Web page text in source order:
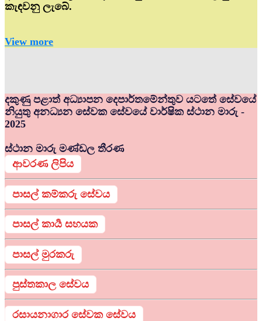
කැඳවනු ලැබේ.
View more
දකුණු පළාත් අධ්‍යාපන දෙපාර්තමේන්තුව යටතේ සේවයේ
නියුතු අනධ්‍යන සේවක සේවයේ වාර්ෂික ස්ථාන මාරු -
2025
ස්ථාන මාරු මණ්ඩල තීරණ
ආවරණ ලිපිය
පාසල් කම්කරු සේවය
පාසල් කාර්‍ය සහයක
පාසල් මුරකරු
පුස්තකාල සේවය
රසායනාගාර සේවක සේවය